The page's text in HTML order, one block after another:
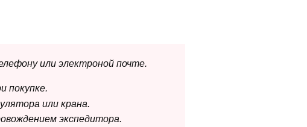
или электроной почте.
покупке.
или крана.
экспедитора.